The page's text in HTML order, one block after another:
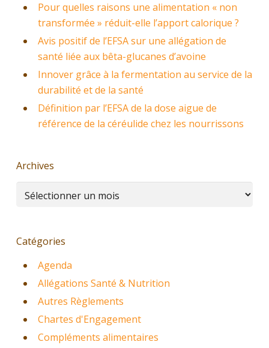
Pour quelles raisons une alimentation « non
transformée » réduit-elle l’apport calorique ?
Avis positif de l’EFSA sur une allégation de
santé liée aux bêta-glucanes d’avoine
Innover grâce à la fermentation au service de la
durabilité et de la santé
Définition par l’EFSA de la dose aigue de
référence de la céréulide chez les nourrissons
Archives
Archives
Catégories
Agenda
Allégations Santé & Nutrition
Autres Règlements
Chartes d'Engagement
Compléments alimentaires